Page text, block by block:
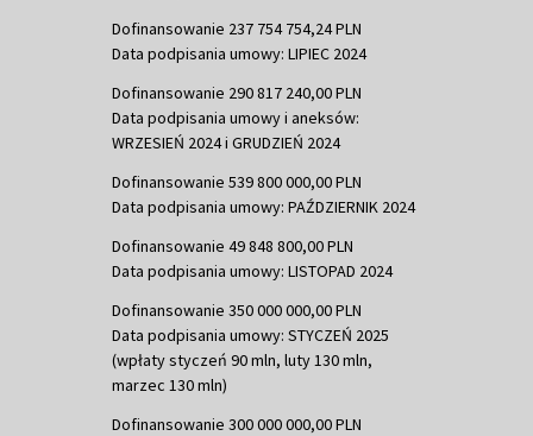
Dofinansowanie 237 754 754,24 PLN
Data podpisania umowy: LIPIEC 2024
Dofinansowanie 290 817 240,00 PLN
Data podpisania umowy i aneksów:
WRZESIEŃ 2024 i GRUDZIEŃ 2024
Dofinansowanie 539 800 000,00 PLN
Data podpisania umowy: PAŹDZIERNIK 2024
Dofinansowanie 49 848 800,00 PLN
Data podpisania umowy: LISTOPAD 2024
Dofinansowanie 350 000 000,00 PLN
Data podpisania umowy: STYCZEŃ 2025
(wpłaty styczeń 90 mln, luty 130 mln,
marzec 130 mln)
Dofinansowanie 300 000 000,00 PLN